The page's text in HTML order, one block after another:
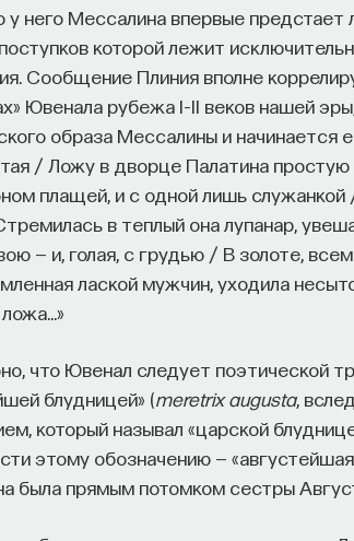
у него Мессалина впервые
которой лежит
Сообщение Плиния вполне
Ювенала рубежа I–II веков нашей
образа Мессалины и начинается
/ Ложу в дворце Палатина простую
плащей, и с одной лишь
в теплый она лупанар,
— и, голая, с грудью / В золоте,
лаской мужчин, уходила
что Ювенал следует поэтической
блудницей» (meretrix augusta,
который называл «царской
этому обозначению —
была прямым потомком сестры